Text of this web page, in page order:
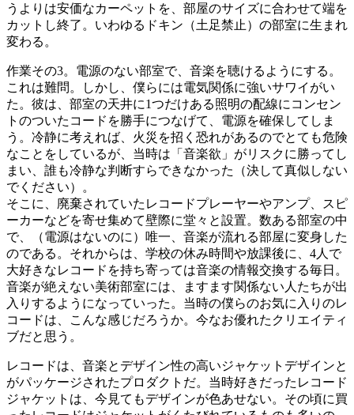
うよりは安価なカーペットを、部屋のサイズに合わせて端を
カットし終了。いわゆるドキン（土足禁止）の部室に生まれ
変わる。
作業その3。電源のない部室で、音楽を聴けるようにする。
これは難問。しかし、僕らには電気関係に強いサワイがい
た。彼は、部室の天井に1つだけある照明の配線にコンセン
トのついたコードを勝手につなげて、電源を確保してしま
う。冷静に考えれば、火災を招く恐れがあるのでとても危険
なことをしているが、当時は「音楽欲」がリスクに勝ってし
まい、誰も冷静な判断すらできなかった（決して真似しない
でください）。
そこに、廃棄されていたレコードプレーヤーやアンプ、スピ
ーカーなどを寄せ集めて壁際に堂々と設置。数ある部室の中
で、（電源はないのに）唯一、音楽が流れる部屋に変身した
のである。それからは、学校の休み時間や放課後に、4人で
大好きなレコードを持ち寄っては音楽の情報交換する毎日。
音楽が絶えない美術部室には、ますます関係ない人たちが出
入りするようになっていった。当時の僕らのお気に入りのレ
コードは、こんな感じだろうか。今なお優れたクリエイティ
ブだと思う。
レコードは、音楽とデザイン性の高いジャケットデザインと
がパッケージされたプロダクトだ。当時好きだったレコード
ジャケットは、今見てもデザインが色あせない。その頃に買